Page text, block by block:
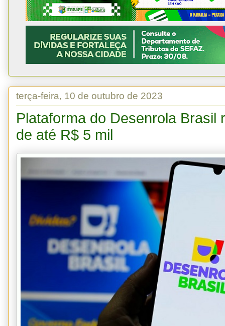
terça-feira, 10 de outubro de 2023
Plataforma do Desenrola Brasil
de até R$ 5 mil